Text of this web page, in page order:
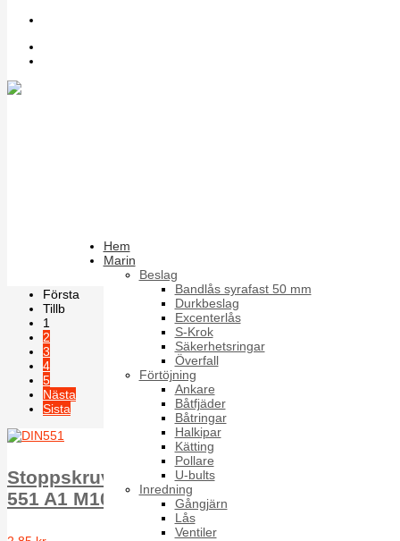
Hem
Marin
Beslag
Bandlås syrafast 50 mm
Durkbeslag
Excenterlås
S-Krok
Säkerhetsringar
Överfall
Förtöjning
Ankare
Båtfjäder
Båtringar
Halkipar
Kätting
Pollare
U-bults
Inredning
Gångjärn
Lås
Ventiler
Sök bland artiklar
MPSS
Resultat 1 - 18 av 78
Första
Tillb
1
2
3
4
5
Nästa
Sista
Stoppskruv med spår plan ände MPSS DIN
551 A1 M10X10